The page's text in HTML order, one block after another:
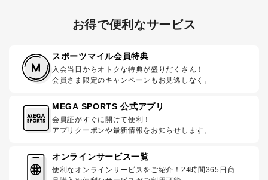
お得で便利なサービス
スポーツマイル会員特典
入会当日からオトクな特典が盛りだくさん！
会員さま限定のキャンペーンもお見逃しなく。
MEGA SPORTS 公式アプリ
会員証がすぐに開けて便利！
アプリクーポンや最新情報をお知らせします。
オンラインサービス一覧
便利なオンラインサービスをご紹介！24時間365日商